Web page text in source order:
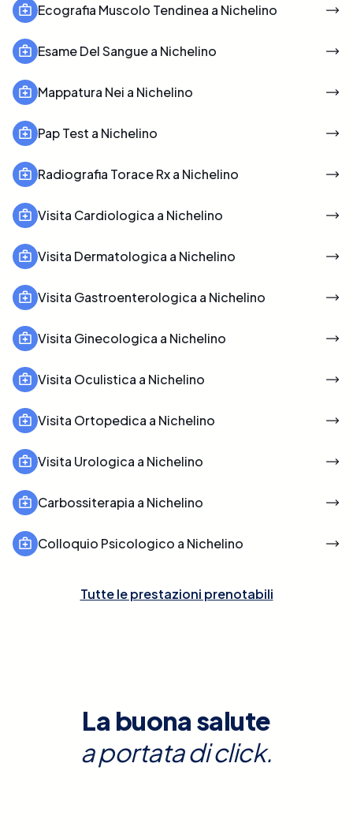
Ecografia Muscolo Tendinea a Nichelino
Esame Del Sangue a Nichelino
Mappatura Nei a Nichelino
Pap Test a Nichelino
Radiografia Torace Rx a Nichelino
Visita Cardiologica a Nichelino
Visita Dermatologica a Nichelino
Visita Gastroenterologica a Nichelino
Visita Ginecologica a Nichelino
Visita Oculistica a Nichelino
Visita Ortopedica a Nichelino
Visita Urologica a Nichelino
Carbossiterapia a Nichelino
Colloquio Psicologico a Nichelino
Tutte le prestazioni prenotabili
La buona salute
a portata di click.